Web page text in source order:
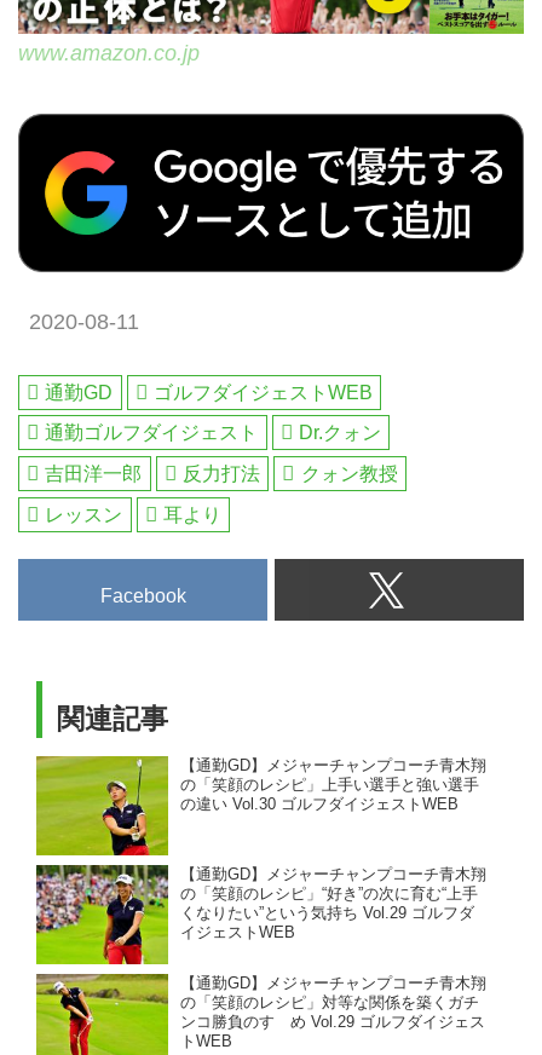
然な動きをするから、ケガをしな
100％活用した、世界最先端のス
ウィング理論です。
www.amazon.co.jp
2020-08-11
通勤GD
ゴルフダイジェストWEB
通勤ゴルフダイジェスト
Dr.クォン
吉田洋一郎
反力打法
クォン教授
レッスン
耳より
Facebook
関連記事
【通勤GD】メジャーチャンプコーチ青木翔
の「笑顔のレシピ」上手い選手と強い選手
の違い Vol.30 ゴルフダイジェストWEB
【通勤GD】メジャーチャンプコーチ青木翔
の「笑顔のレシピ」“好き”の次に育む“上手
くなりたい”という気持ち Vol.29 ゴルフダ
イジェストWEB
【通勤GD】メジャーチャンプコーチ青木翔
の「笑顔のレシピ」対等な関係を築くガチ
ンコ勝負のすゝめ Vol.29 ゴルフダイジェス
トWEB